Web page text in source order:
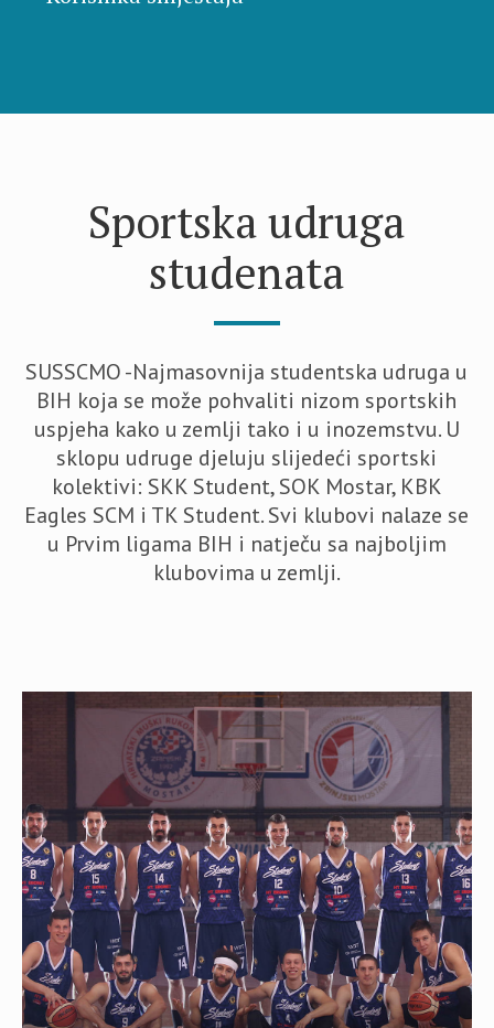
Sportska udruga
studenata
SUSSCMO -Najmasovnija studentska udruga u
BIH koja se može pohvaliti nizom sportskih
uspjeha kako u zemlji tako i u inozemstvu. U
sklopu udruge djeluju slijedeći sportski
kolektivi: SKK Student, SOK Mostar, KBK
Eagles SCM i TK Student. Svi klubovi nalaze se
u Prvim ligama BIH i natječu sa najboljim
klubovima u zemlji.